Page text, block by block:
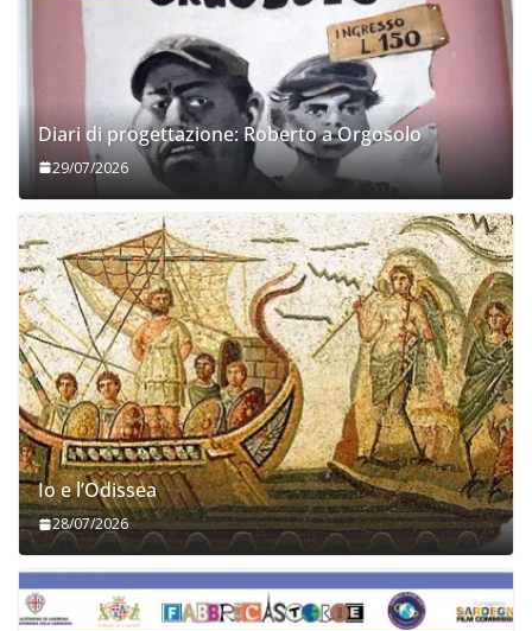
Diari di progettazione: Roberto a Orgosolo
29/07/2026
Io e l’Odissea
28/07/2026